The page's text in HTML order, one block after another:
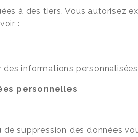
à des tiers. Vous autorisez
:
informations
personnelles
suppression des données